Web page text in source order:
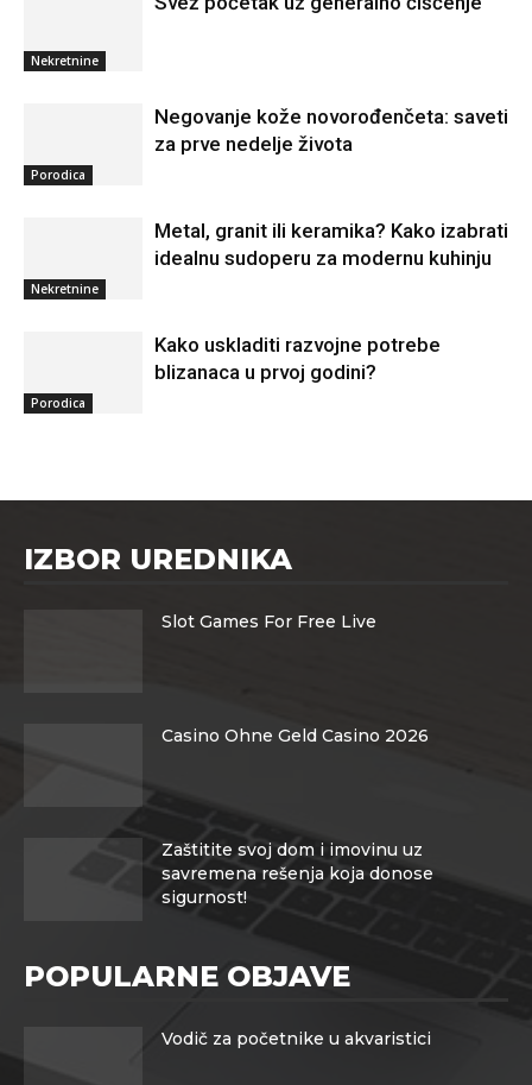
Nekretnine
Porodica
Negovanje kože novorođenčeta: saveti
za prve nedelje života
Nekretnine
Metal, granit ili keramika? Kako izabrati
idealnu sudoperu za modernu kuhinju
Porodica
Kako uskladiti razvojne potrebe
blizanaca u prvoj godini?
IZBOR UREDNIKA
Slot Games For Free Live
Casino Ohne Geld Casino 2026
Zaštitite svoj dom i imovinu uz
savremena rešenja koja donose
sigurnost!
POPULARNE OBJAVE
Vodič za početnike u akvaristici